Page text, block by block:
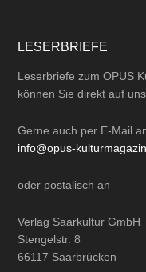
LESERBRIEFE
Leserbriefe zum OPUS
können Sie direkt auf
Gerne auch per E-Mail
info@opus-
oder postalisch an
Verlag Saarkultur GmbH
Stengelstr. 8
66117 Saarbrücken